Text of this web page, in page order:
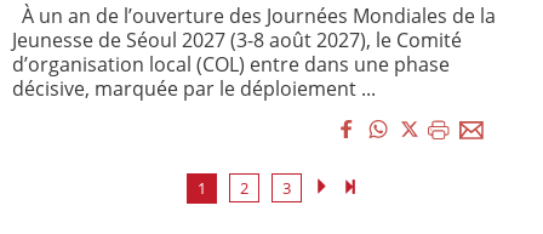
À un an de l’ouverture des Journées Mondiales de la
Jeunesse de Séoul 2027 (3-8 août 2027), le Comité
d’organisation local (COL) entre dans une phase
décisive, marquée par le déploiement ...
1 2 3